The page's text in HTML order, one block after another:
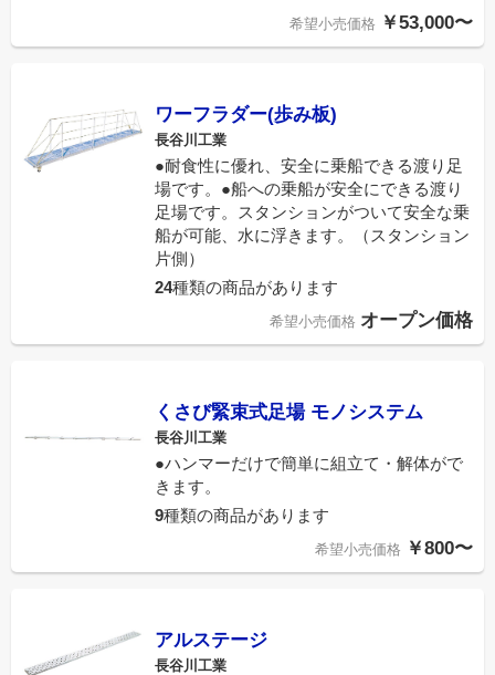
希望小売価格 ￥53,000〜
ワーフラダー(歩み板)
長谷川工業
●耐食性に優れ、安全に乗船できる渡り足
場です。●船への乗船が安全にできる渡り
足場です。スタンションがついて安全な乗
船が可能、水に浮きます。（スタンション
片側）
24種類の商品があります
希望小売価格 オープン価格
くさび緊束式足場 モノシステム
長谷川工業
●ハンマーだけで簡単に組立て・解体がで
きます。
9種類の商品があります
希望小売価格 ￥800〜
アルステージ
長谷川工業